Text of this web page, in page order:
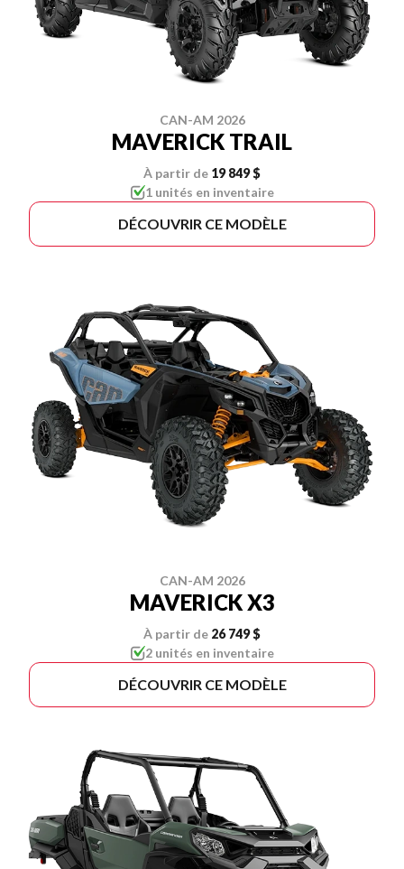
CAN-AM 2026
MAVERICK TRAIL
À partir de 19 849 $
1 unités en inventaire
DÉCOUVRIR CE MODÈLE
CAN-AM 2026
MAVERICK X3
À partir de 26 749 $
2 unités en inventaire
DÉCOUVRIR CE MODÈLE